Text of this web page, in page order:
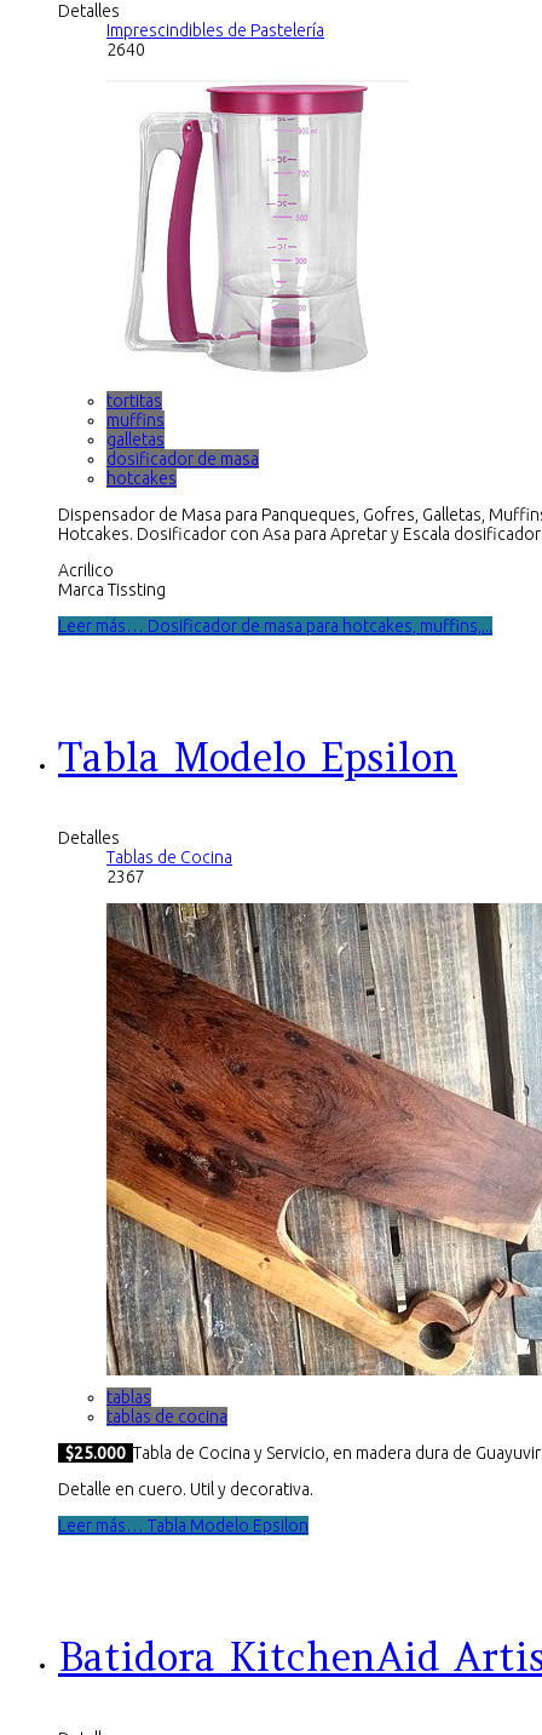
Detalles
Imprescindibles de Pastelería
2640
tortitas
muffins
galletas
dosificador de masa
hotcakes
Dispensador de Masa para Panqueques, Gofres, Galletas,
Hotcakes. Dosificador con Asa para Apretar y Escala
Acrilico
Marca Tissting
Leer más… Dosificador de masa para hotcakes, muffins,...
Tabla Modelo Epsilon
Detalles
Tablas de Cocina
2367
tablas
tablas de cocina
$25.000 Tabla de Cocina y Servicio, en madera dura de
Detalle en cuero. Util y decorativa.
Leer más… Tabla Modelo Epsilon
Batidora KitchenAid